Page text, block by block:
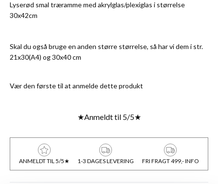
Lyserød smal træramme med akrylglas/plexiglas i størrelse
30x42cm
Skal du også bruge en anden større størrelse, så har vi dem i str.
21x30(A4) og30x40 cm
Vær den første til at anmelde dette produkt
★Anmeldt til 5/5★
ANMELDT TIL 5/5★ 1-3 DAGES LEVERING FRI FRAGT 499,- INFO